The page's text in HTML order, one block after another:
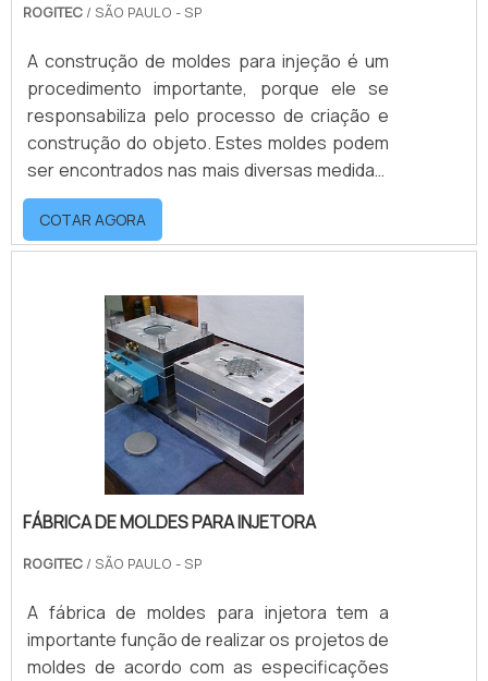
ROGITEC / SÃO PAULO - SP
A construção de moldes para injeção é um
procedimento importante, porque ele se
responsabiliza pelo processo de criação e
construção do objeto. Estes moldes podem
ser encontrados nas mais diversas medidas,
formatos e tamanhos.As injeções podem ser
fabricadas de acordo com a exigências do
contratante, pois o uso destes moldes na
precisos, seguros, práticos e funcionais. A
fabricação de moldes deve ser feita por
profissionais qualificados e gerar um pro.
COTAR AGORA
FÁBRICA DE MOLDES PARA INJETORA
ROGITEC / SÃO PAULO - SP
A fábrica de moldes para injetora tem a
importante função de realizar os projetos de
moldes de acordo com as especificações